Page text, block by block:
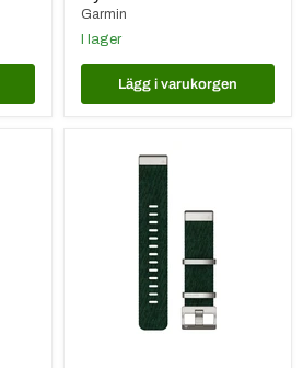
Garmin
I lager
Lägg i varukorgen
QuickFit®
klockarmband
Jacquardvävt